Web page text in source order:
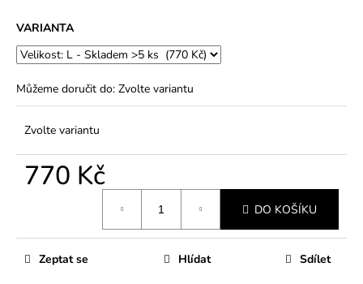
VARIANTA
Můžeme doručit do: Zvolte variantu
Zvolte variantu
770 Kč
DO KOŠÍKU
Zeptat se Hlídat Sdílet